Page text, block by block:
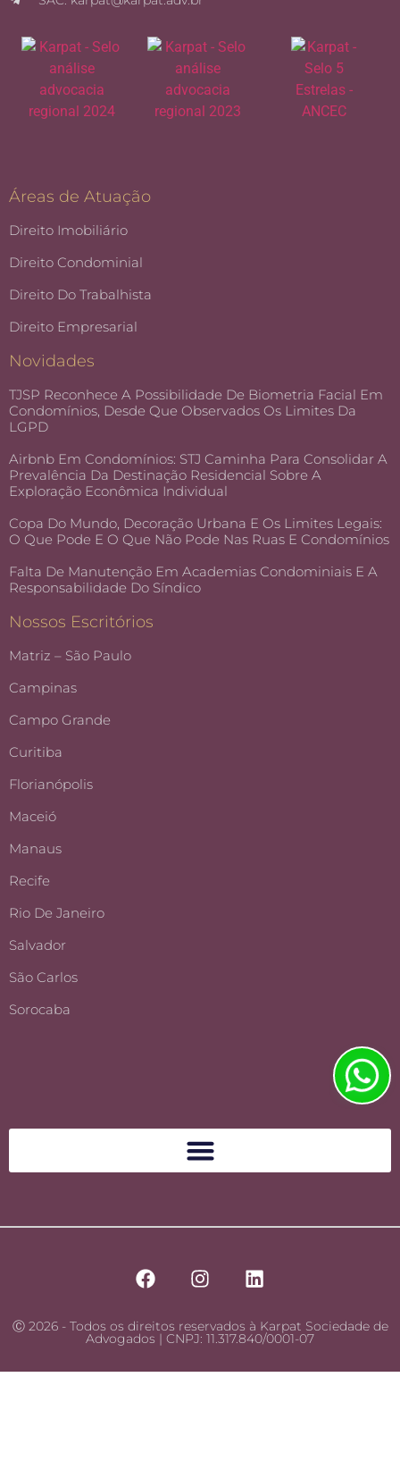
Áreas de Atuação
Direito Imobiliário
Direito Condominial
Direito Do Trabalhista
Direito Empresarial
Novidades
TJSP Reconhece A Possibilidade De Biometria Facial Em
Condomínios, Desde Que Observados Os Limites Da
LGPD
Airbnb Em Condomínios: STJ Caminha Para Consolidar A
Prevalência Da Destinação Residencial Sobre A
Exploração Econômica Individual
Copa Do Mundo, Decoração Urbana E Os Limites Legais:
O Que Pode E O Que Não Pode Nas Ruas E Condomínios
Falta De Manutenção Em Academias Condominiais E A
Responsabilidade Do Síndico
Nossos Escritórios
Matriz – São Paulo
Campinas
Campo Grande
Curitiba
Florianópolis
Maceió
Manaus
Recife
Rio De Janeiro
Salvador
São Carlos
Sorocaba
Ⓒ 2026 - Todos os direitos reservados à Karpat Sociedade de
Advogados | CNPJ: 11.317.840/0001-07